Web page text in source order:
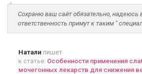
Сохраню ваш сайт обязательно, надеюсь
ответственность примут к таким "
Натали пишет
к статье: Особенности применения
мочегонных лекарств для снижения